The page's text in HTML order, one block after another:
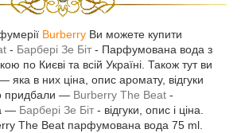
Burberry Ви можете купити
- Барбері Зе Біт - Парфумована вода з
по Києві та всій Україні. Також тут ви
яка в них ціна, опис аромату, відгуки
придбали — Burberry The Beat -
— Барбері Зе Біт - відгуки, опис і ціна.
The Beat парфумована вода 75 ml.